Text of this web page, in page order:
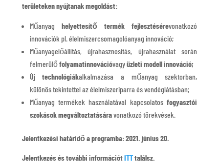
területeken nyújtanak megoldást:
Műanyag helyettesítő termék fejlesztésérevonatkozó
innovációk pl. élelmiszercsomagolóanyag innováció;
Műanyagelőállítás, újrahasznosítás, újrahasználat során
felmerülőfolyamatinnovációvagyüzleti modell innováció;
Új technológiákalkalmazása a műanyag szektorban,
különös tekintettel az élelmiszeriparra és vendéglátásban;
Műanyag termékek használatával kapcsolatosfogyasztói
szokások megváltoztatásáravonatkozó törekvések.
Jelentkezési határidő a programba: 2021. június 20.
Jelentkezés és további információtITTtalálsz.